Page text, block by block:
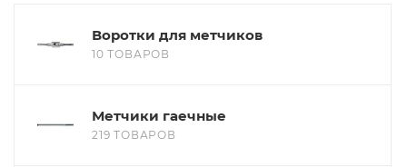
Воротки для метчиков
10 ТОВАРОВ
Метчики гаечные
219 ТОВАРОВ